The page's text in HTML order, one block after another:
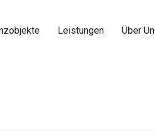
Leistungen Über